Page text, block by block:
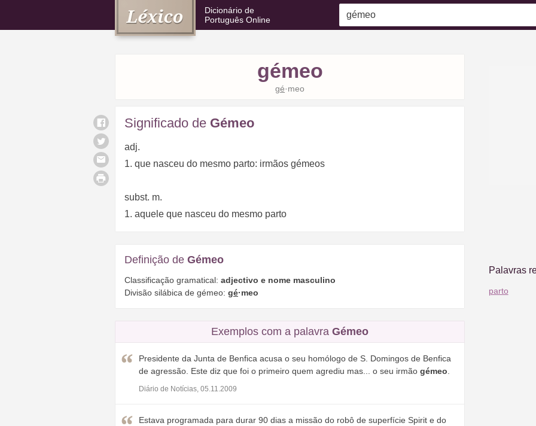
Dicionário de
Português Online
gémeo
gé·meo
Significado de Gémeo
adj.
1. que nasceu do mesmo parto: irmãos gémeos
subst. m.
1. aquele que nasceu do mesmo parto
Definição de Gémeo
Classificação gramatical: adjectivo e nome masculino
Divisão silábica de gémeo: gé·meo
Exemplos com a palavraGémeo
Presidente da Junta de Benfica acusa o seu homólogo de S. Domingos de Benfica
de agressão. Este diz que foi o primeiro quem agrediu mas... o seu irmão gémeo
Diário de Notícias, 05.11.2009
Estava programada para durar 90 dias a missão do robô de superfície Spirit e do
Palavras
parto